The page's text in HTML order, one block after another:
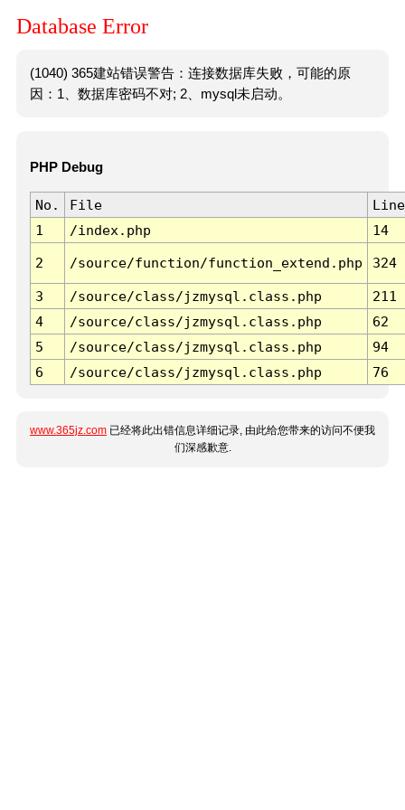
Database Error
(1040) 365建站错误警告：连接数据库失败，可能的原
因：1、数据库密码不对; 2、mysql未启动。
PHP Debug
No. File
Line
1
/index.php 14
2 /source/function/function_extend.php 324
3 /source/class/jzmysql.class.php
211
4
/source/class/jzmysql.class.php
62
5
/source/class/jzmysql.class.php
94
6
/source/class/jzmysql.class.php 76
www.365jz.com 已经将此出错信息详细记录, 由此给您带来的访问不便我
们深感歉意.